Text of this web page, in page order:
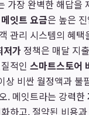
가장 완벽한 해답을
메잇트 요금은 높은
관리 시스템의 혜택
저가 정책은 매달 지
적인 스마트스토어
상 비싼 월정액과 불
. 메잇트라는 강력한
하고, 절약된 비용